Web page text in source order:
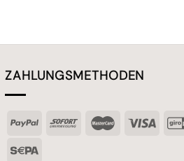
ZAHLUNGSMETHODEN